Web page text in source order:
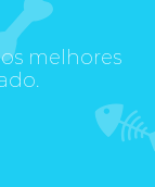
melhores